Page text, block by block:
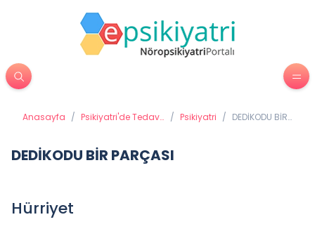
Anasayfa / Psikiyatri'de Tedavi
/ Psikiyatri / DEDİKODU BİR
DEDİKODU BİR PARÇASI
Hürriyet